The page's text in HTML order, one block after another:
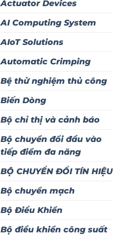
Actuator Devices
AI Computing System
AIoT Solutions
Automatic Crimping
Bệ thử nghiệm thủ công
Biến Dòng
Bộ chỉ thị và cảnh báo
Bộ chuyển đổi đầu vào
tiếp điểm đa năng
BỘ CHUYỂN ĐỔI TÍN HIỆU
Bộ chuyển mạch
Bộ Điều Khiển
Bộ điều khiển công suất